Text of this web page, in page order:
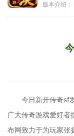
版本介绍：
今日新开传奇sf
广大传奇游戏爱好
布网致力于为玩家张